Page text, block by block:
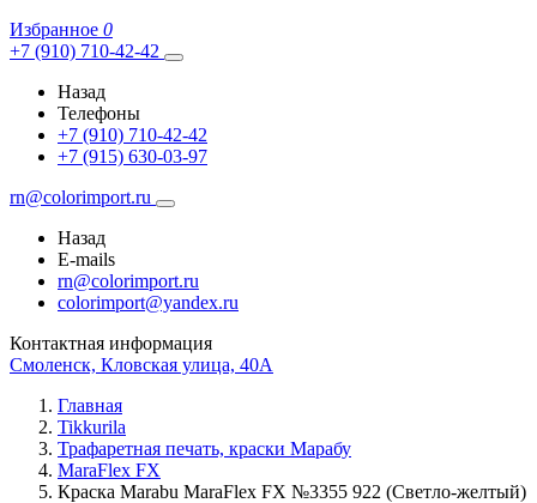
Избранное 0
+7 (910) 710-42-42
Назад
Телефоны
+7 (910) 710-42-42
+7 (915) 630-03-97
rn@colorimport.ru
Назад
E-mails
rn@colorimport.ru
colorimport@yandex.ru
Контактная информация
Смоленск, Кловская улица, 40А
Главная
Tikkurila
Трафаретная печать, краски Марабу
MaraFlex FX
Краска Маrabu MaraFlex FX №3355 922 (Светло-желтый)